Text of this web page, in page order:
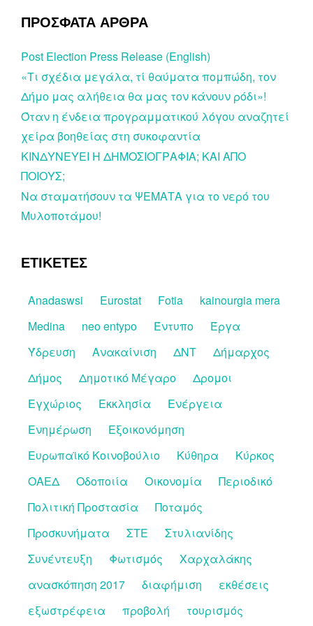
ΠΡΟΣΦΑΤΑ ΑΡΘΡΑ
Post Election Press Release (English)
«Τι σχέδια μεγάλα, τί θαύματα πομπώδη, τον
Δήμο μας αλήθεια θα μας τον κάνουν ρόδι»!
Όταν η ένδεια προγραμματικού λόγου αναζητεί
χείρα βοηθείας στη συκοφαντία
ΚΙΝΔΥΝΕΥΕΙ Η ΔΗΜΟΣΙΟΓΡΑΦΙΑ; ΚΑΙ ΑΠΟ
ΠΟΙΟΥΣ;
Να σταματήσουν τα ΨΕΜΑΤΑ για το νερό του
Μυλοποτάμου!
ΕΤΙΚΕΤΕΣ
Anadaswsi Eurostat Fotia
kainourgia mera
Medina
neo entypo Έντυπο
Έργα
Ύδρευση
Ανακαίνιση ΔΝΤ
Δήμαρχος
Δήμος
Δημοτικό Μέγαρο
Δρομοι
Εγχώριος
Εκκλησία
Ενέργεια
Ενημέρωση
Εξοικονόμηση
Ευρωπαϊκό Κοινοβούλιο
Κύθηρα
Κύρκος
ΟΑΕΔ
Οδοποιία Οικονομία
Περιοδικό
Πολιτική Προστασία
Ποταμός
Προσκυνήματα
ΣΤΕ
Στυλιανίδης
Συνέντευξη
Φωτισμός
Χαρχαλάκης
ανασκόπηση 2017
διαφήμιση
εκθέσεις
εξωστρέφεια
προβολή τουρισμός